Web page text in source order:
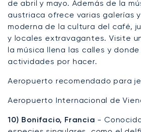
de abril y mayo. Además de la
austriaca ofrece varias galerías
moderna de la cultura del café,
y locales extravagantes. Visite
la música llena las calles y
actividades por hacer.
Aeropuerto recomendado para
Aeropuerto Internacional de
10) Bonifacio, Francia -